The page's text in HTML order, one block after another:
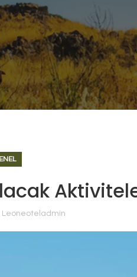
Leoneoteladmin